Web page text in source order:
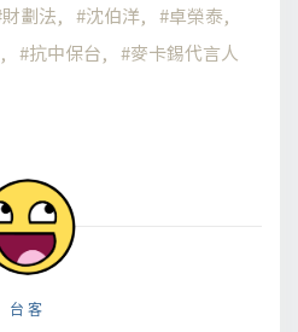
財劃法 沈伯洋
卓榮泰
抗中保台 麥卡錫代言人
台客